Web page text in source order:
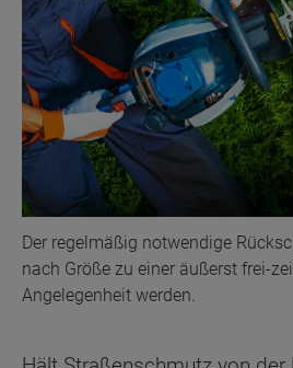
Der regelmäßig notwendige
nach Größe zu einer äußerst frei-
Angelegenheit werden.